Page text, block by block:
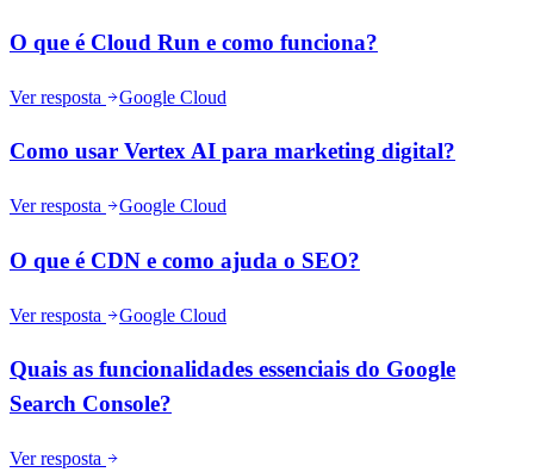
O que é Cloud Run e como funciona?
Ver resposta Google Cloud
Como usar Vertex AI para marketing digital?
Ver resposta Google Cloud
O que é CDN e como ajuda o SEO?
Ver resposta Google Cloud
Quais as funcionalidades essenciais do Google
Search Console?
Ver resposta